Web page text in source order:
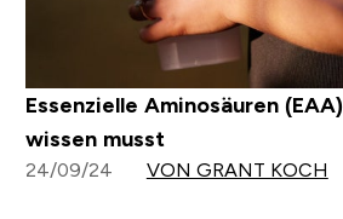
Essenzielle Aminosäuren
wissen musst
24/09/24 VON GRANT KOCH